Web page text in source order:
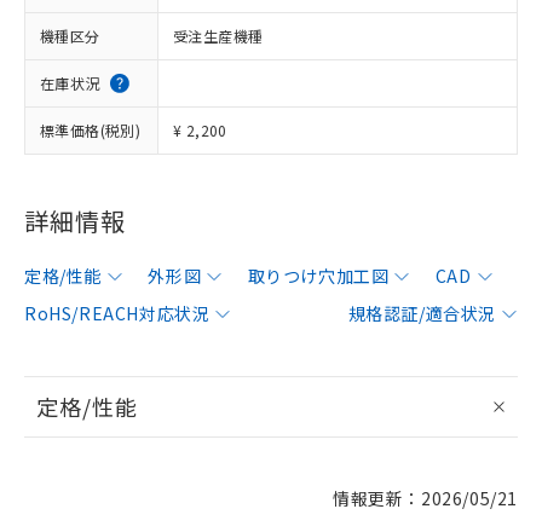
機種区分 受注生産機種
在庫状況
標準価格(税別) ¥ 2,200
詳細情報
定格/性能 外形図 取りつけ穴加工図
CAD
RoHS/REACH対応状況
規格認証/適合状況
定格/性能
情報更新：2026/05/21